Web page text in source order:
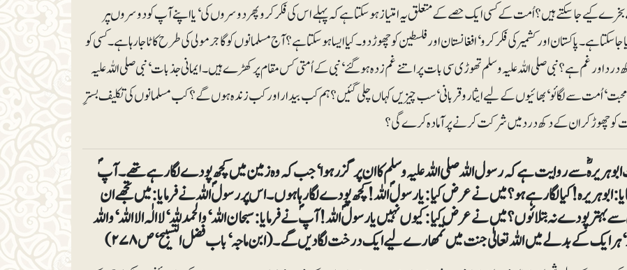
کیے جا سکتے ہیں؟ اُمت کے کسی ایک حصے کے متعلق یہ امتیاز ہو سکتا ہے کہ پہلے اس کی فکر کرو پھر دوسروں کی‘ یا اپنے آپ کو دوسروںپر
سکتا ہے۔ پاکستان اور کشمیر کی فکر کرو‘ افغانستان اور فلسطین کو چھوڑ دو۔ کیا ایسا ہو سکتاہے؟ آج مسلمانوں کو گاجر مولی کی طرح کاٹا جا رہا ہے۔ کسی کو
درد اور غم ہے؟ نبی صلی اللہ علیہ وسلم تھوڑی سی بات پر اتنے غم زدہ ہو گئے‘ نبی کے اُمتی کس مقام پر کھڑے ہیں۔ ایمانی جذبات‘ نبی صلی اللہ علیہ
اُمت سے لگائو‘ بھائیوں کے لیے ایثار و قربانی‘ سب چیزیں کہاں چلی گئیں؟ ہم کب بیدار اور کب زندہ ہوں گے؟ کب مسلمانوں کی تکلیف بسترِ
کو چھوڑ کر ان کے دکھ درد میں شرکت کرنے پر آمادہ کرے گی؟
سے روایت ہے کہ رسول اللہ صلی اللہ علیہ وسلم کا ان پر گزر ہوا ‘جب کہ وہ زمین میں کچھ پودے لگا رہے تھے۔ آپؐ
ابوہریرہ! کیا لگا رہے ہو؟ میں نے عرض کیا: یارسولؐ اللہ! کچھ پودے لگا رہا ہوں۔ اس پر رسولؐ اللہ نے فرمایا: میں تجھے ان
بہتر پودے نہ بتلائوں؟ میں نے عرض کیا: کیوں نہیں یارسولؐ اللہ! آپؐ نے فرمایا: سبحان اللہ‘ والحمدللہ‘ لا الٰہ الا اللہ ‘ واللہ
ہر ایک کے بدلے میں اللہ تعالیٰ جنت میں تمھارے لیے ایک درخت لگا دیں گے۔ (ابن ماجہ‘ باب فضل التسبیح‘ ص ۲۷۸)